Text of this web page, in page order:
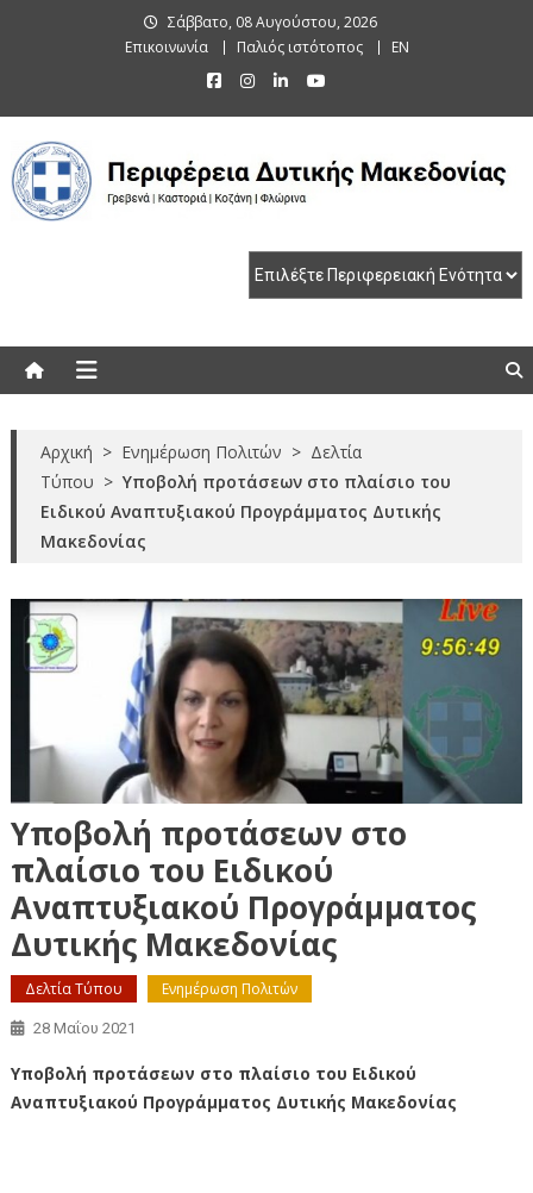
Σάββατο, 08 Αυγούστου, 2026
Επικοινωνία
Παλιός ιστότοπος EN
Αρχική > Ενημέρωση Πολιτών > Δελτία
Τύπου > Υποβολή προτάσεων στο πλαίσιο του
Ειδικού Αναπτυξιακού Προγράμματος Δυτικής
Μακεδονίας
Υποβολή προτάσεων στο
πλαίσιο του Ειδικού
Αναπτυξιακού Προγράμματος
Δυτικής Μακεδονίας
Δελτία Τύπου Ενημέρωση Πολιτών
28 Μαΐου 2021
Υποβολή προτάσεων στο πλαίσιο του Ειδικού
Αναπτυξιακού Προγράμματος Δυτικής Μακεδονίας